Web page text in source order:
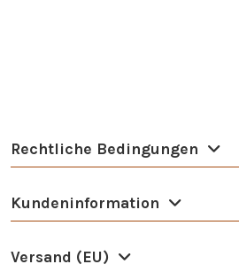
Rechtliche Bedingungen
Kundeninformation
Versand (EU)